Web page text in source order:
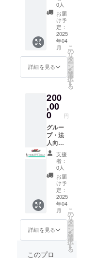
（木）
規約・
利用規
定への
同意が
必要で
す。お
申し込
み前に
必ず 本
認下さ
い ＊リ
ターン
の利用
開始日
を以下
から選
択して
備考欄
にご記
入下さ
い。
・４
月１０
（木）
・４
月２０
・５
同意が
必要で
す。お
申し込
み前に
必ず本
文のリ
ンクか
らご確
の利用
開始日
を以下
から選
択して
備考欄
にご記
入下さ
い。
・４
月１０
（木）
・４
月２０
（日）
・５
コース
全てご
利用可
能 ＊ご
予約制
限はあ
りませ
ん。期
間中何
度でも
ご利用
す。 ＊
本リ
ターン
購入に
は会員
規約・
利用規
定への
同意が
必要で
す。お
申し込
み前に
必ず本
文のリ
ンクか
らご確
認下さ
い ＊リ
ターン
の利用
レイ
フィ無
料＊ラ
ウンド
し放題
コース
＊5人
分：
150,000
円】 1
年間ト
ティゴ
ルフの
全ての
サービ
スをご
利用頂
けます
＊プレ
イフィ
無料
（土日
祝も対
象） ＊
提携
コース
全てご
利用可
能 ＊ご
予約制
限はあ
りませ
0人
お届
け予
定：
2025
年04
月
詳細を見る
こ
の
リ
タ
ー
ン
を
選
択
す
る
200
,00
0 円
グルー
プ・法
人向け
【1年間
プレイ
フィ無
料＊ラ
ウンド
し放題
コース
＊10人
分：
200,000
円】 1
年間ト
リニ
ティゴ
支援
者：
0人
お届
け予
定：
2025
年04
月
詳細を見る
こ
の
リ
タ
ー
ン
を
選
択
す
る
このプロ